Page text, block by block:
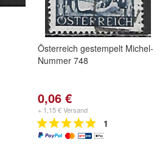
Österreich gestempelt Michel-
Nummer 748
0,06 €
+ 1,15 € Versand
1